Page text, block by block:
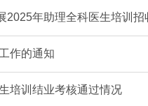
2025年助理全科医生培训
作的通知
培训结业考核通过情况